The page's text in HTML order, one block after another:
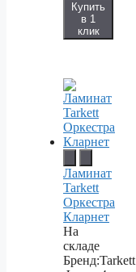
Купить
в 1
клик
Ламинат
Tarkett
Оркестра
Кларнет
На
складе
Бренд:Tarkett